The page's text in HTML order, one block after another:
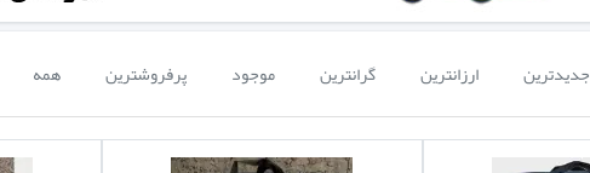
جدیدترین ارزانترین گرانترین موجود پرفروشترین همه